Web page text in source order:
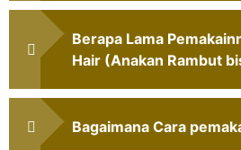
Berapa Lama
Hair (Anakan Rambut
Bagaimana Cara